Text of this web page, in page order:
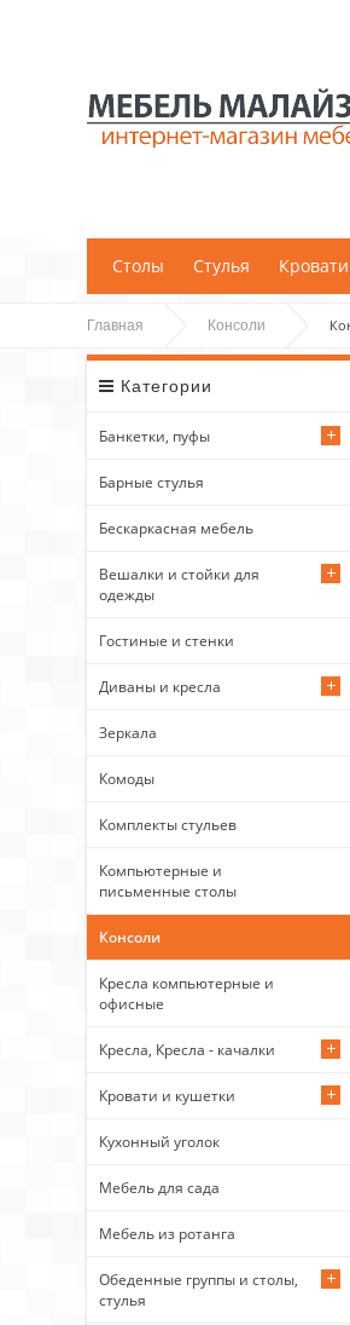
Столы Стулья Кровати
Главная Консоли
Категории
Банкетки, пуфы
Барные стулья
Бескаркасная мебель
Вешалки и стойки для
одежды
Гостиные и стенки
Диваны и кресла
Зеркала
Комоды
Комплекты стульев
Компьютерные и
письменные столы
Консоли
Кресла компьютерные и
офисные
Кресла, Кресла - качалки
Кровати и кушетки
Кухонный уголок
Мебель для сада
Мебель из ротанга
Обеденные группы и столы,
стулья